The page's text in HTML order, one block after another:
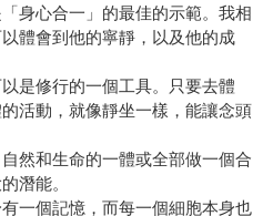
身心合一」的最佳的示範。我相
體會到他的寧靜，以及他的成
是修行的一個工具。只要去體
活動，就像靜坐一樣，能讓念頭
然和生命的一體或全部做一個合
潛能。
一個記憶，而每一個細胞本身也